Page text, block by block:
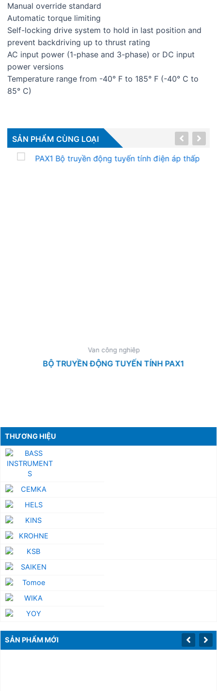
THƯƠNG HIỆU
SẢN PHẨM MỚI
Manual override standard
Automatic torque limiting
Self-locking drive system to hold in last position and
prevent backdriving up to thrust rating
AC input power (1-phase and 3-phase) or DC input
power versions
Temperature range from -40° F to 185° F (-40° C to
85° C)
SẢN PHẨM CÙNG LOẠI
Van công nghiêp
BỘ TRUYỀN ĐỘNG TUYẾN TÍNH PAX1